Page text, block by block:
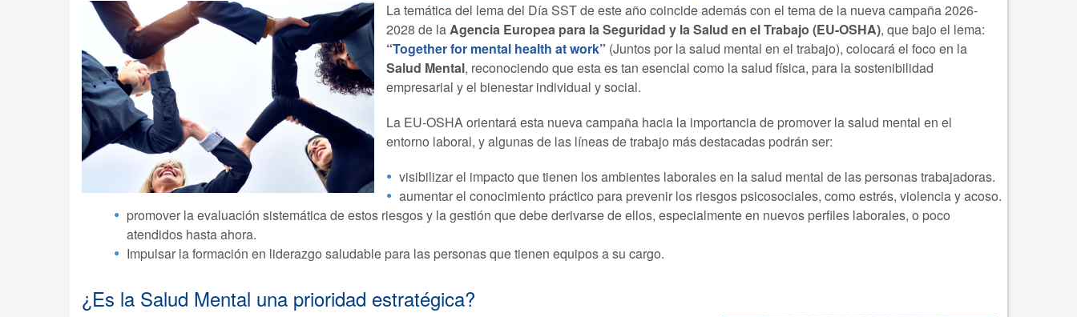
La temática del lema del Día SST de este año coincide además con el tema de la nueva campaña 2026-
2028 de laAgencia Europea para la Seguridad y la Salud en el Trabajo (EU-OSHA), que bajo el lema:
“Together for mental health at work” (Juntos por la salud mental en el trabajo), colocará el foco en la
Salud Mental, reconociendo que esta es tan esencial como la salud física, para la sostenibilidad
empresarial y el bienestar individual y social.
La EU‑OSHA orientará esta nueva campaña hacia la importancia de promover la salud mental en el
entorno laboral, y algunas de las líneas de trabajo más destacadas podrán ser:
visibilizar el impacto que tienen los ambientes laborales en la salud mental de las personas trabajadoras.
aumentar el conocimiento práctico para prevenir los riesgos psicosociales, como estrés, violencia y acoso.
promover la evaluación sistemática de estos riesgos y la gestión que debe derivarse de ellos, especialmente en nuevos perfiles laborales, o poco
atendidos hasta ahora.
Impulsar la formación en liderazgo saludable para las personas que tienen equipos a su cargo.
¿Es la Salud Mental una prioridad estratégica?